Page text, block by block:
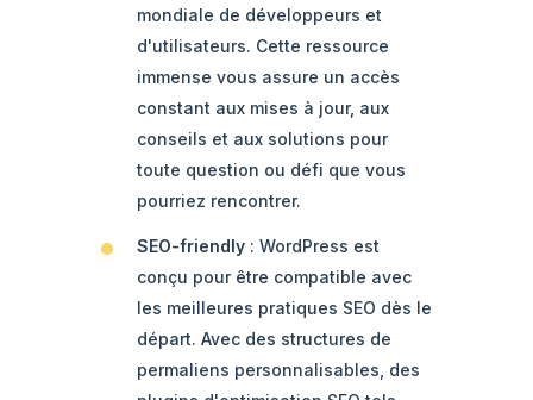
mondiale de développeurs et
d'utilisateurs. Cette ressource
immense vous assure un accès
constant aux mises à jour, aux
conseils et aux solutions pour
toute question ou défi que vous
pourriez rencontrer.
SEO-friendly: WordPress est
conçu pour être compatible avec
les meilleures pratiques SEO dès le
départ. Avec des structures de
permaliens personnalisables, des